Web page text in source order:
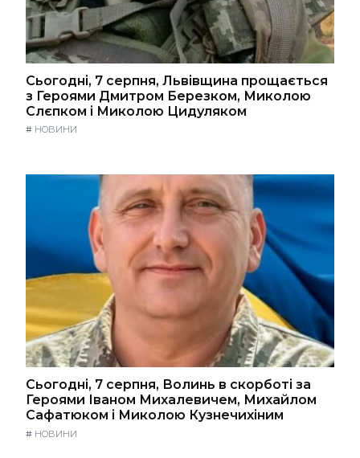
Сьогодні, 7 серпня, Львівщина прощається
з Героями Дмитром Березком, Миколою
Слєпком і Миколою Цидуляком
# НОВИНИ
Сьогодні, 7 серпня, Волинь в скорботі за
Героями Іваном Михалевичем, Михайлом
Сафатюком і Миколою Кузнечихіним
# НОВИНИ